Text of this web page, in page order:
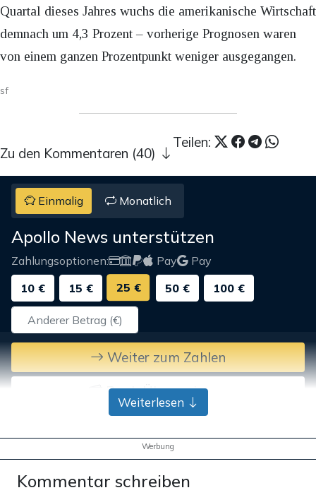
Quartal dieses Jahres wuchs die amerikanische Wirtschaft
demnach um 4,3 Prozent – vorherige Prognosen waren
von einem ganzen Prozentpunkt weniger ausgegangen.
sf
Teilen:
Zu den Kommentaren (40)
Einmalig Monatlich
Apollo News unterstützen
Zahlungsoptionen: Pay
Pay
10 €
15 € 25 € 50 € 100 €
Weiter zum Zahlen
Bank-Überweisung
Weiterlesen
Werbung
Kommentar schreiben